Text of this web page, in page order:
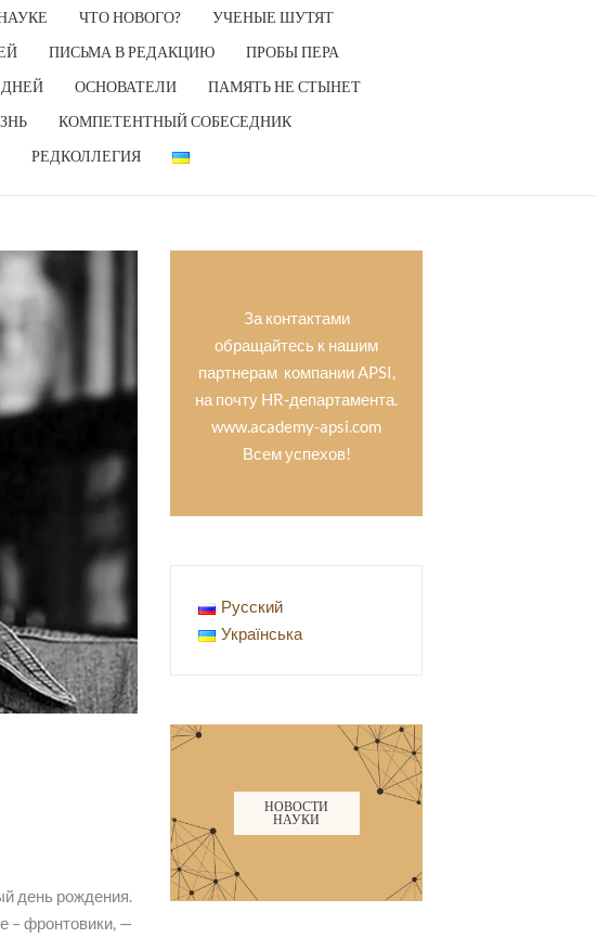
ЧТО НОВОГО?
УЧЕНЫЕ ШУТЯТ
ПИСЬМА В РЕДАКЦИЮ
ПРОБЫ ПЕРА
ОСНОВАТЕЛИ
ПАМЯТЬ НЕ СТЫНЕТ
КОМПЕТЕНТНЫЙ СОБЕСЕДНИК
РЕДКОЛЛЕГИЯ
день рождения.
– фронтовики, —
За контактами
обращайтесь к нашим
партнерам компании APSI,
на почту HR-департамента.
www.academy-apsi.com
Всем успехов!
Русский
Українська
НОВОСТИ
НАУКИ